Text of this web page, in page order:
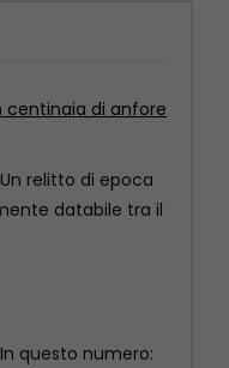
con 17 milioni di
voglio